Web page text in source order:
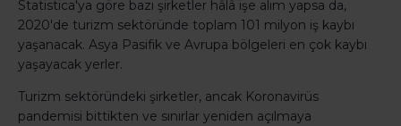
Statistica'ya göre bazı şirketler hâlâ işe alım yapsa da,
2020'de turizm sektöründe toplam 101 milyon iş kaybı
yaşanacak. Asya Pasifik ve Avrupa bölgeleri en çok kaybı
yaşayacak yerler.
Turizm sektöründeki şirketler, ancak Koronavirüs
pandemisi bittikten ve sınırlar yeniden açılmaya